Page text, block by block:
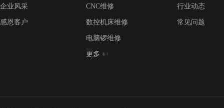
企业风采
感恩客户
CNC维修
数控机床维修
电脑锣维修
更多 +
行业动态
常见问题